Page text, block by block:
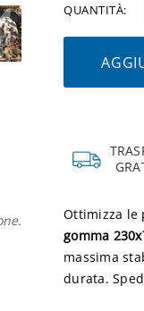
QUANTITÀ:
Ottimizza le
gomma
massima
durata.